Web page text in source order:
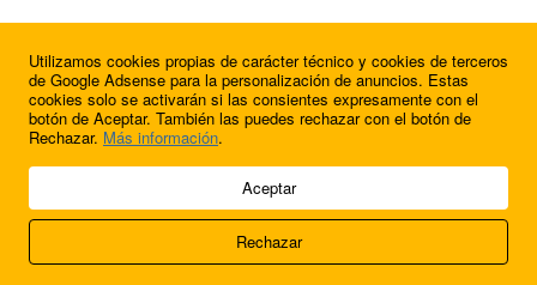
¿Quieres anunciarte en FutbolBalear?
© 2009 - 2026 Soluciones Corporativas IP, SL.
Acerca de nosotros
FútbolBalear
Utilizamos cookies propias de carácter técnico y cookies de terceros
de Google Adsense para la personalización de anuncios. Estas
cookies solo se activarán si las consientes expresamente con el
botón de Aceptar. También las puedes rechazar con el botón de
Rechazar. Más información.
Aceptar
Rechazar